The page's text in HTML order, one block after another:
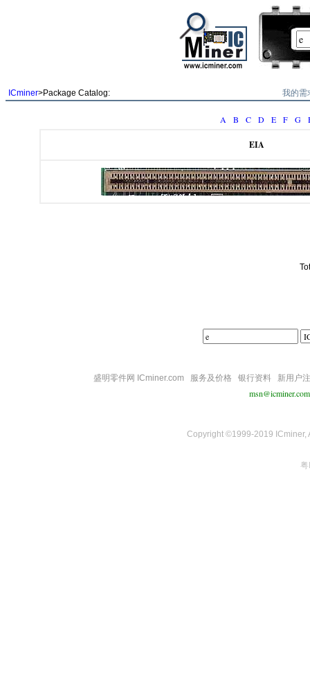
ICminer>Package Catalog: 我的需
A B C D E F G
EIA
盛明零件网 ICminer.com 服务及价格 银行资料 新用户
msn@icminer.com
Copyright ©1999-2019 ICminer,